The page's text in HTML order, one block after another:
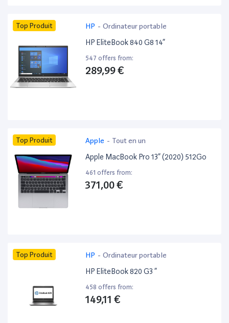
Top Produit HP - Ordinateur portable
HP EliteBook 840 G8 14”
547 offers from:
289,99 €
Top Produit Apple - Tout en un
Apple MacBook Pro 13” (2020) 512Go
461 offers from:
371,00 €
Top Produit HP - Ordinateur portable
HP EliteBook 820 G3 ”
458 offers from:
149,11 €